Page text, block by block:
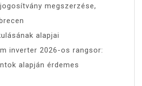
megszerzése,
alapjai
inverter 2026-os rangsor:
alapján érdemes